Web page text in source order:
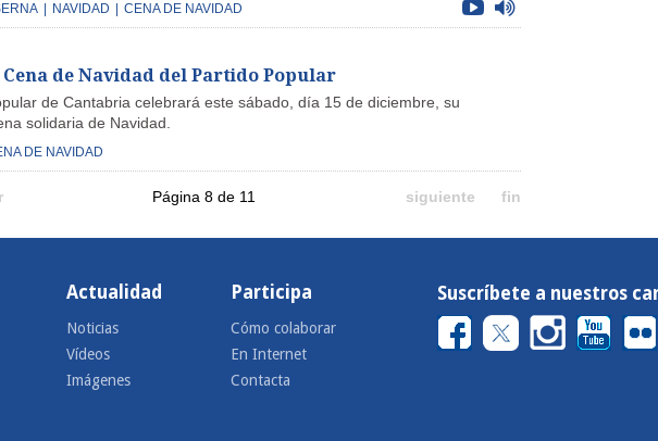
NAVIDAD CENA DE NAVIDAD
Cena de Navidad del Partido Popular
de Cantabria celebrará este sábado, día 15 de diciembre, su
solidaria de Navidad.
DE NAVIDAD
Página 8 de 11 siguiente fin
Actualidad
Noticias
Vídeos
Imágenes
Participa
Cómo colaborar
En Internet
Contacta
Suscríbete a nuestros